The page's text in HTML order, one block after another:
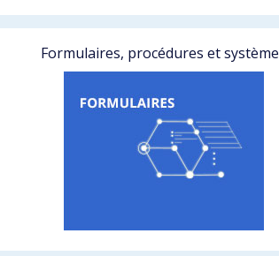
Formulaires, procédures et